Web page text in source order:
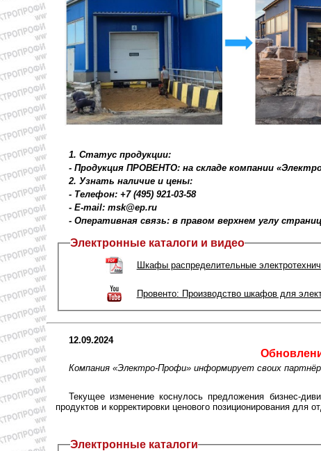
1. Статус продукции:
- Продукция ПРОВЕНТО: на складе компании
2. Узнать наличие и цены:
- Телефон: +7 (495) 921-03-58
- E-mail: msk@ep.ru
- Оперативная связь: в правом верхнем углу
Электронные каталоги и видео
Шкафы распределительные
Провенто: Производство шкафов для
12.09.2024
Компания «Электро-Профи» информирует своих
Текущее изменение коснулось предложения бизнес-
продуктов и корректировки ценового позиционирования для
Электронные каталоги